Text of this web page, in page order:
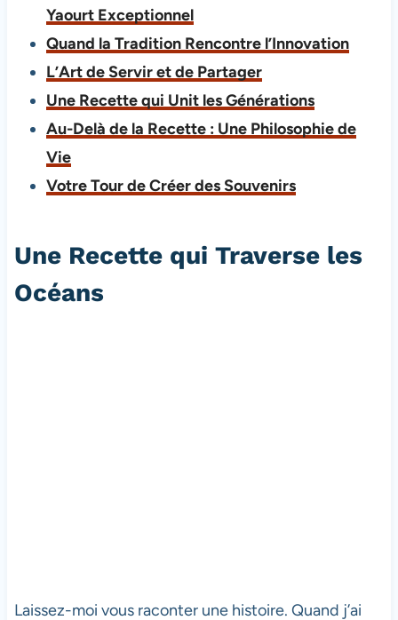
Yaourt Exceptionnel
Quand la Tradition Rencontre l’Innovation
L’Art de Servir et de Partager
Une Recette qui Unit les Générations
Au-Delà de la Recette : Une Philosophie de
Vie
Votre Tour de Créer des Souvenirs
Une Recette qui Traverse les
Océans
Laissez-moi vous raconter une histoire. Quand j’ai